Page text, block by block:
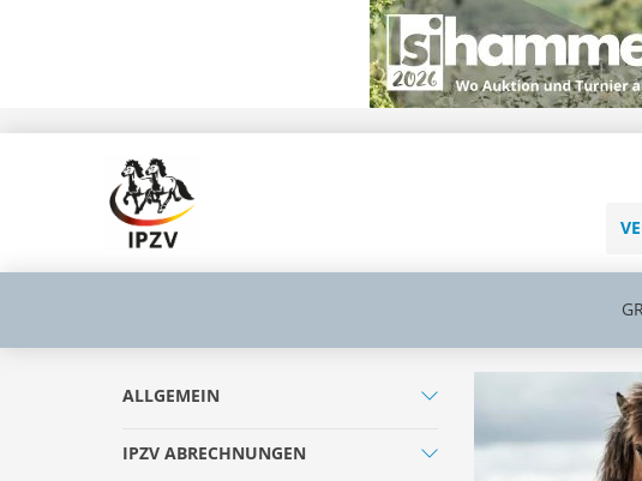
ALLGEMEIN
IPZV ABRECHNUNGEN